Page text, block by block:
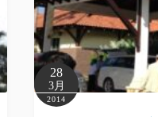
28
3月
2014